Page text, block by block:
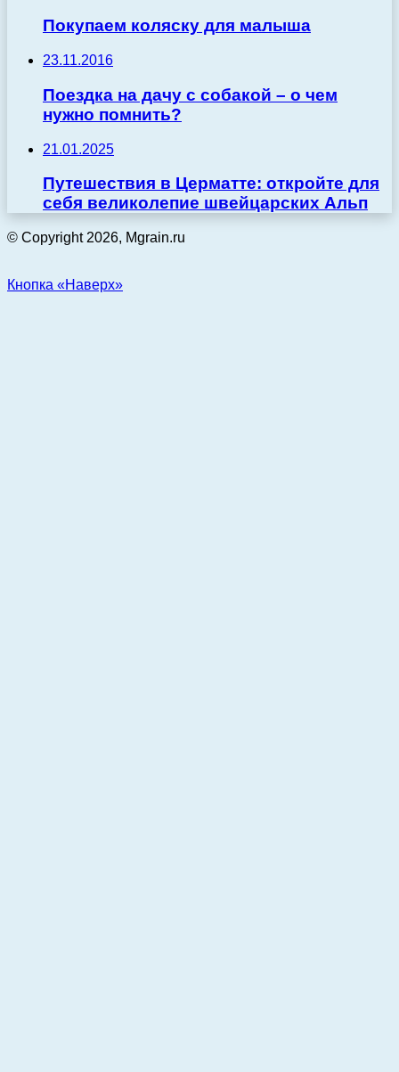
Покупаем коляску для малыша
23.11.2016
Поездка на дачу с собакой – о чем
нужно помнить?
21.01.2025
Путешествия в Церматте: откройте для
себя великолепие швейцарских Альп
© Copyright 2026, Mgrain.ru
Кнопка «Наверх»